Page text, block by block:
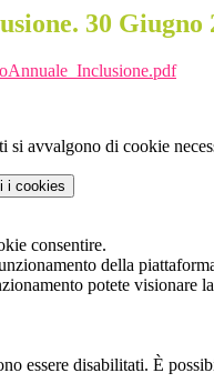
30 Giugno
si avvalgono di cookie
i cookies
consentire.
della
potete visionare la
essere disabilitati. È